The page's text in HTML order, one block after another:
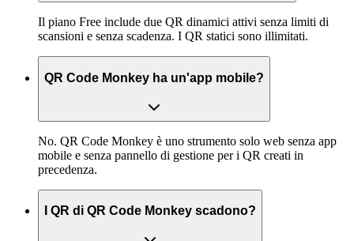
Il piano Free include due QR dinamici attivi senza limiti di
scansioni e senza scadenza. I QR statici sono illimitati.
QR Code Monkey ha un'app mobile?
No. QR Code Monkey è uno strumento solo web senza app
mobile e senza pannello di gestione per i QR creati in
precedenza.
I QR di QR Code Monkey scadono?